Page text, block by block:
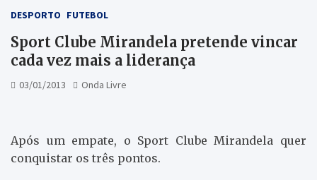
DESPORTO FUTEBOL
Sport Clube Mirandela pretende vincar
cada vez mais a liderança
03/01/2013 Onda Livre
Após um empate, o Sport Clube Mirandela quer
conquistar os três pontos.